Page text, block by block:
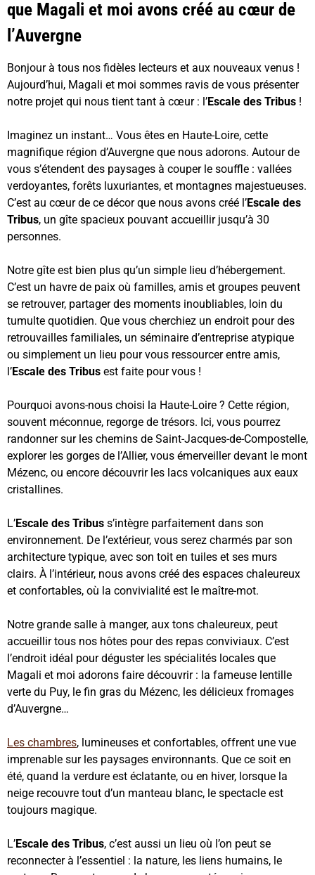
que Magali et moi avons créé au cœur de
l’Auvergne
Bonjour à tous nos fidèles lecteurs et aux nouveaux venus !
Aujourd’hui, Magali et moi sommes ravis de vous présenter
notre projet qui nous tient tant à cœur : l’Escale des Tribus !
Imaginez un instant… Vous êtes en Haute-Loire, cette
magnifique région d’Auvergne que nous adorons. Autour de
vous s’étendent des paysages à couper le souffle : vallées
verdoyantes, forêts luxuriantes, et montagnes majestueuses.
C’est au cœur de ce décor que nous avons créé l’Escale des
Tribus, un gîte spacieux pouvant accueillir jusqu’à 30
personnes.
Notre gîte est bien plus qu’un simple lieu d’hébergement.
C’est un havre de paix où familles, amis et groupes peuvent
se retrouver, partager des moments inoubliables, loin du
tumulte quotidien. Que vous cherchiez un endroit pour des
retrouvailles familiales, un séminaire d’entreprise atypique
ou simplement un lieu pour vous ressourcer entre amis,
l’Escale des Tribus est faite pour vous !
Pourquoi avons-nous choisi la Haute-Loire ? Cette région,
souvent méconnue, regorge de trésors. Ici, vous pourrez
randonner sur les chemins de Saint-Jacques-de-Compostelle,
explorer les gorges de l’Allier, vous émerveiller devant le mont
Mézenc, ou encore découvrir les lacs volcaniques aux eaux
cristallines.
L’Escale des Tribus s’intègre parfaitement dans son
environnement. De l’extérieur, vous serez charmés par son
architecture typique, avec son toit en tuiles et ses murs
clairs. À l’intérieur, nous avons créé des espaces chaleureux
et confortables, où la convivialité est le maître-mot.
Notre grande salle à manger, aux tons chaleureux, peut
accueillir tous nos hôtes pour des repas conviviaux. C’est
l’endroit idéal pour déguster les spécialités locales que
Magali et moi adorons faire découvrir : la fameuse lentille
verte du Puy, le fin gras du Mézenc, les délicieux fromages
d’Auvergne…
Les chambres, lumineuses et confortables, offrent une vue
imprenable sur les paysages environnants. Que ce soit en
été, quand la verdure est éclatante, ou en hiver, lorsque la
neige recouvre tout d’un manteau blanc, le spectacle est
toujours magique.
L’Escale des Tribus, c’est aussi un lieu où l’on peut se
reconnecter à l’essentiel : la nature, les liens humains, le